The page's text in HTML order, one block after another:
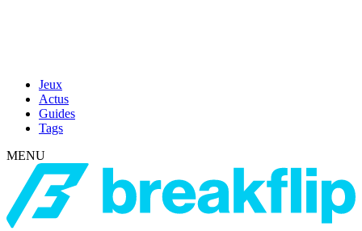
Jeux
Actus
Guides
Tags
MENU